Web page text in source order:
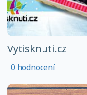
Vytisknuti.cz
0 hodnocení